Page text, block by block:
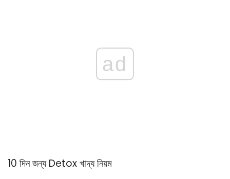
ad
10 দিন জন্য Detox খাদ্য নিয়ম